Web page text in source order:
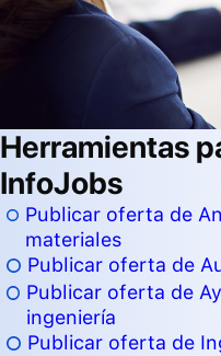
Herramientas
InfoJobs
Publicar oferta de
materiales
Publicar oferta de
Publicar oferta de
ingeniería
Publicar oferta de